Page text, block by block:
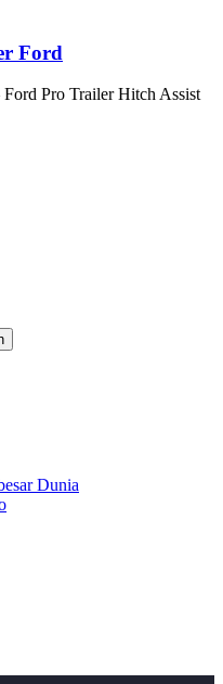
Ford
Pro Trailer Hitch Assist
Dunia